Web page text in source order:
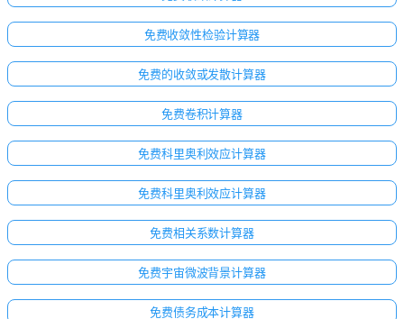
免费收敛性检验计算器
免费的收敛或发散计算器
免费卷积计算器
免费科里奥利效应计算器
免费科里奥利效应计算器
免费相关系数计算器
免费宇宙微波背景计算器
免费债务成本计算器